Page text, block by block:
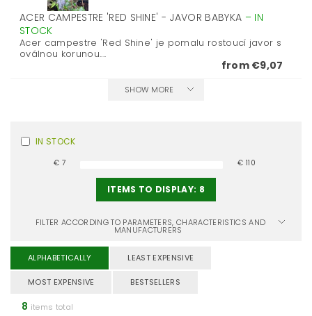
ACER CAMPESTRE 'RED SHINE' - JAVOR BABYKA – IN
STOCK
Acer campestre 'Red Shine' je pomalu rostoucí javor s
oválnou korunou....
from €9,07
SHOW MORE
IN STOCK
€7 € 110
ITEMS TO DISPLAY: 8
FILTER ACCORDING TO PARAMETERS, CHARACTERISTICS AND
MANUFACTURERS
ALPHABETICALLY LEAST EXPENSIVE
MOST EXPENSIVE BESTSELLERS
8 items total